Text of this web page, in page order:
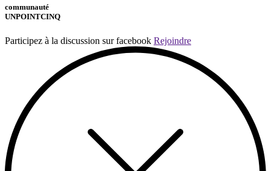
communauté
UNPOINTCINQ
Participez à la discussion sur facebook Rejoindre